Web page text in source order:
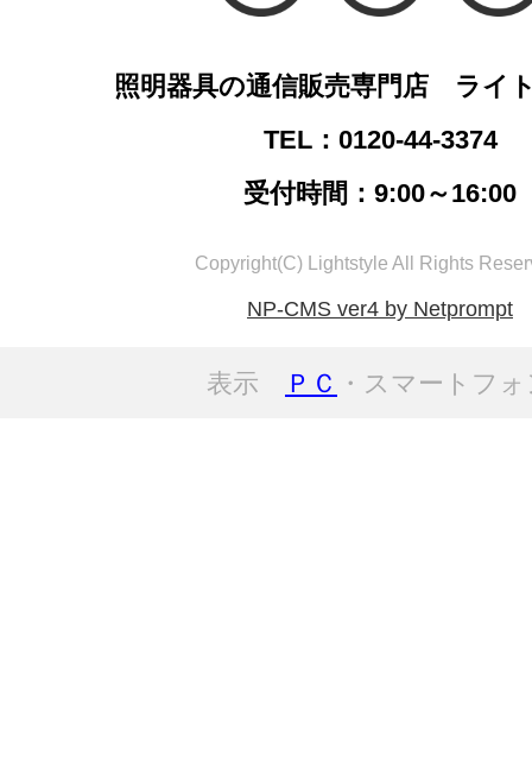
照明器具の通信販売専門店 ライ
TEL：0120-44-3374
受付時間：9:00～16:00
Copyright(C) Lightstyle All Rights
NP-CMS ver4 by Netprompt
表示 ＰＣ ・スマートフ